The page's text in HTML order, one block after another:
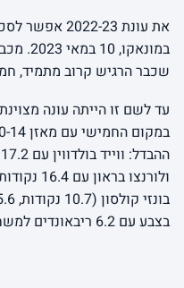
את עונת
שכבר הרגיש קרוב מתמיד,
עד לשם זו הייתה עונה
בצבע עם 6.2 ריבאונדים למשחק.